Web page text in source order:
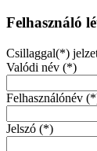
Felhasználó
Csillaggal(*)
Valódi név (*)
Felhasználónév
Jelszó (*)